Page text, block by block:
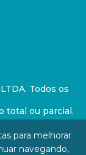
Todos os
total ou parcial.
aviso prévio.
para melhorar
navegando,